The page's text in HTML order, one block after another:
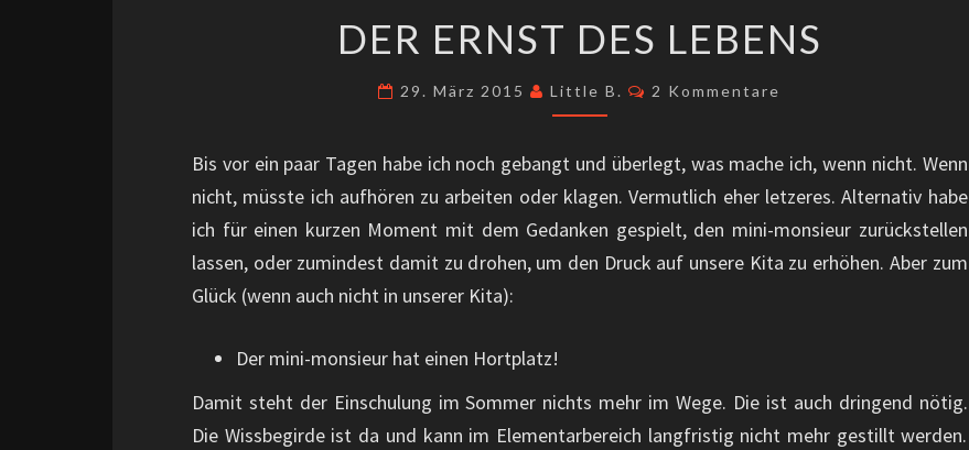
ERNST
DER ERNST DES LEBENS
29. März 2015 Little B. Kommentare
2 Kommentare
Bis vor ein paar Tagen habe ich noch gebangt und überlegt, was mache ich, wenn nicht. Wenn
nicht, müsste ich aufhören zu arbeiten oder klagen. Vermutlich eher letzeres. Alternativ habe
ich für einen kurzen Moment mit dem Gedanken gespielt, den mini-monsieur zurückstellen
lassen, oder zumindest damit zu drohen, um den Druck auf unsere Kita zu erhöhen. Aber zum
Glück (wenn auch nicht in unserer Kita):
Der mini-monsieur hat einen Hortplatz!
Damit steht der Einschulung im Sommer nichts mehr im Wege. Die ist auch dringend nötig.
Die Wissbegirde ist da und kann im Elementarbereich langfristig nicht mehr gestillt werden.